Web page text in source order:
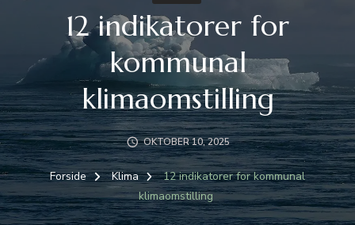
12 indikatorer for
kommunal
klimaomstilling
OKTOBER 10, 2025
Forside Klima
12 indikatorer for kommunal
klimaomstilling